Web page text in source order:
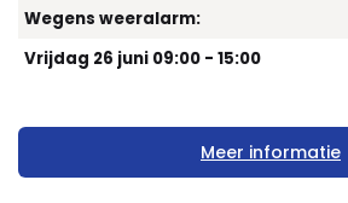
Wegens weeralarm:
Vrijdag 26 juni 09:00 - 15:00
Meer informatie